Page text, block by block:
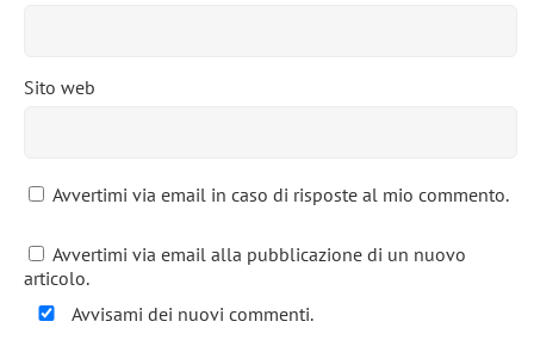
Sito web
Avvertimi via email in caso di risposte al mio commento.
Avvertimi via email alla pubblicazione di un nuovo
articolo.
Avvisami dei nuovi commenti.